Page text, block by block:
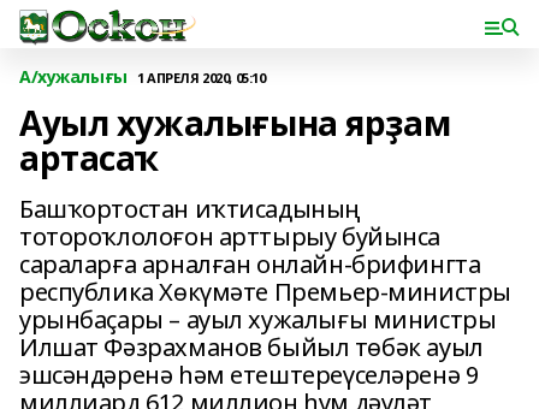
А/хужалығы 1 АПРЕЛЯ 2020, 05:10
Ауыл хужалығына ярҙам
артасаҡ
Башҡортостан иҡтисадының
тотороҡлолоғон арттырыу буйынса
сараларға арналған онлайн-брифингта
республика Хөкүмәте Премьер-министры
урынбаҫары – ауыл хужалығы министры
Илшат Фәзрахманов быйыл тѳбәк ауыл
эшсәндәренә һәм етештереүселәренә 9
миллиард 612 миллион һум дәүләт